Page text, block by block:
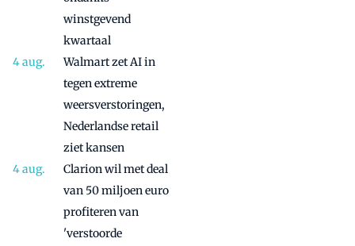
winstgevend
kwartaal
Walmart zet AI in
tegen extreme
weersverstoringen,
Nederlandse retail
ziet kansen
Clarion wil met deal
van 50 miljoen euro
profiteren van
'verstoorde